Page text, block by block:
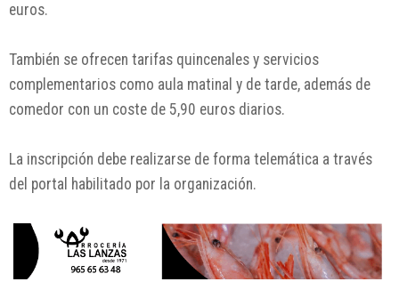
euros.
También se ofrecen tarifas quincenales y servicios
complementarios como aula matinal y de tarde, además de
comedor con un coste de 5,90 euros diarios.
La inscripción debe realizarse de forma telemática a través
del portal habilitado por la organización.